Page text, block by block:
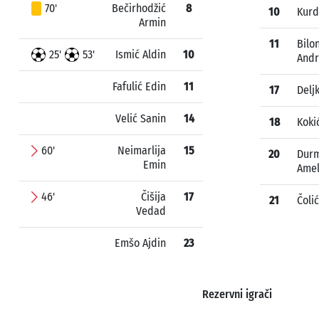
70'
Bečirhodžić
Armin
8
25' 53' Ismić Aldin 10
Fafulić Edin 11
Velić Sanin 14
60'
Neimarlija
Emin
15
46'
Čišija
Vedad
17
Emšo Ajdin 23
10
11
17
18
20
Amel
21
Rezervni igrači